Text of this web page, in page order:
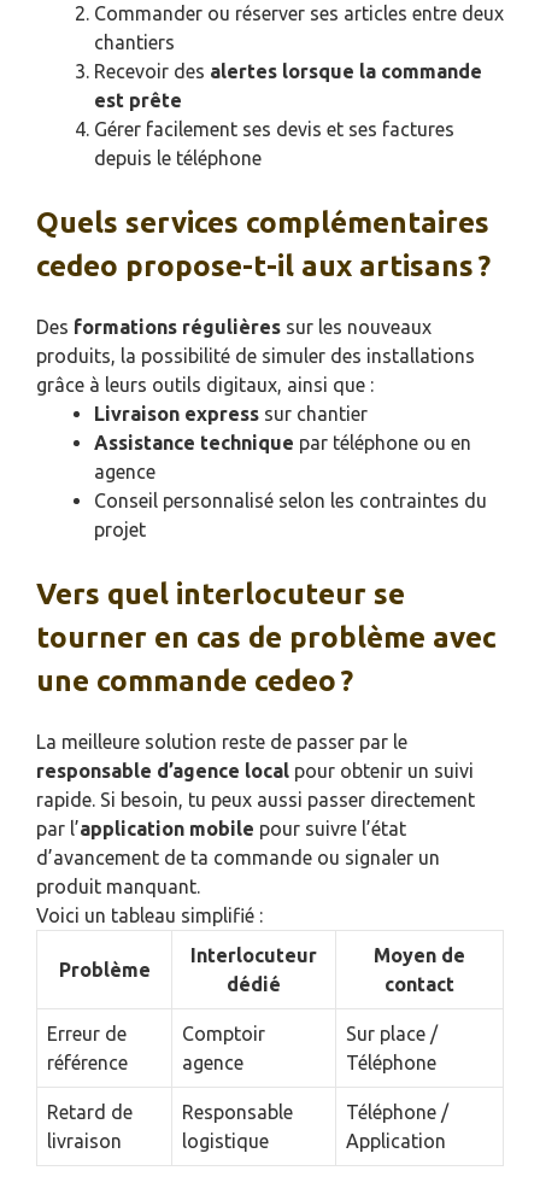
Commander ou réserver ses articles entre deux
chantiers
Recevoir des alertes lorsque la commande
est prête
Gérer facilement ses devis et ses factures
depuis le téléphone
Quels services complémentaires
cedeo propose-t-il aux artisans ?
Des formations régulières sur les nouveaux
produits, la possibilité de simuler des installations
grâce à leurs outils digitaux, ainsi que :
Livraison express sur chantier
Assistance technique par téléphone ou en
agence
Conseil personnalisé selon les contraintes du
projet
Vers quel interlocuteur se
tourner en cas de problème avec
une commande cedeo ?
La meilleure solution reste de passer par le
responsable d’agence local pour obtenir un suivi
rapide. Si besoin, tu peux aussi passer directement
par l’application mobile pour suivre l’état
d’avancement de ta commande ou signaler un
produit manquant.
Voici un tableau simplifié :
Problème
Interlocuteur
dédié
Moyen de
contact
Erreur de
référence
Comptoir
agence
Sur place /
Téléphone
Retard de
livraison
Responsable
logistique
Téléphone /
Application